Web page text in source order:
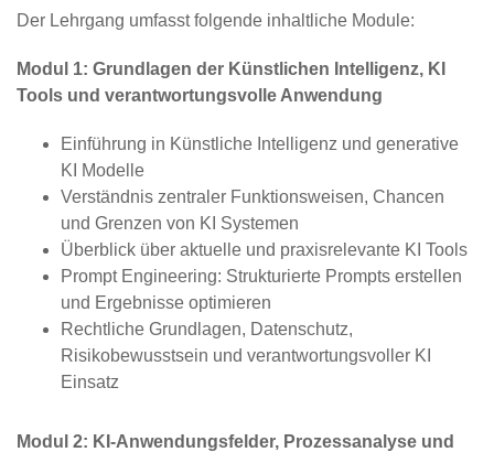
Der Lehrgang umfasst folgende inhaltliche Module:
Modul 1: Grundlagen der Künstlichen Intelligenz, KI
Tools und verantwortungsvolle Anwendung
Einführung in Künstliche Intelligenz und generative
KI Modelle
Verständnis zentraler Funktionsweisen, Chancen
und Grenzen von KI Systemen
Überblick über aktuelle und praxisrelevante KI Tools
Prompt Engineering: Strukturierte Prompts erstellen
und Ergebnisse optimieren
Rechtliche Grundlagen, Datenschutz,
Risikobewusstsein und verantwortungsvoller KI
Einsatz
Modul 2: KI‑Anwendungsfelder, Prozessanalyse und